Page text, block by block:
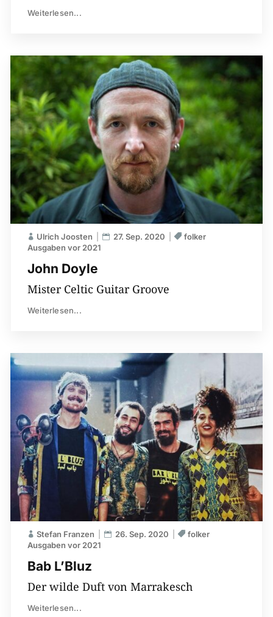
Weiterlesen...
John Doyle
Ulrich Joosten 27. Sep. 2020
folker
Ausgaben vor 2021
Mister Celtic Guitar Groove
Weiterlesen...
Bab L’Bluz
Stefan Franzen 26. Sep. 2020
folker
Ausgaben vor 2021
Der wilde Duft von Marrakesch
Weiterlesen...